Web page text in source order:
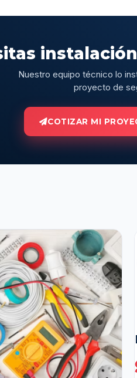
Nuestro equipo técnico lo
proyecto de
COTIZAR MI